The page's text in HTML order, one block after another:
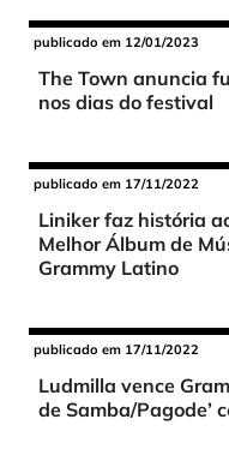
publicado em 12/01/2023
The Town anuncia
nos dias do festival
publicado em 17/11/2022
Liniker faz história
Melhor Álbum de
Grammy Latino
publicado em 17/11/2022
Ludmilla vence
de Samba/Pagode’